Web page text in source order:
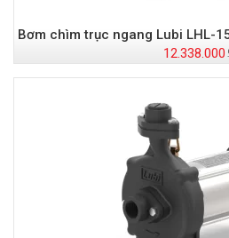
Bơm chìm trục ngang Lubi LHL-
12.338.000